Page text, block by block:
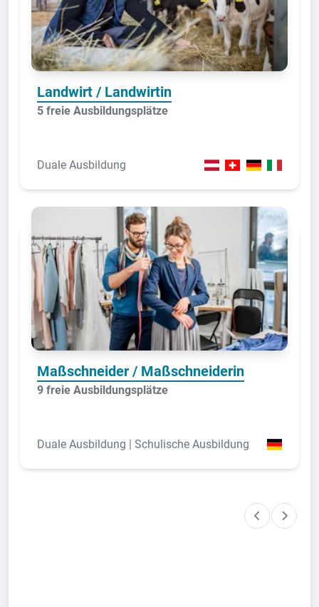
Landwirt / Landwirtin
5 freie Ausbildungsplätze
Duale Ausbildung
Maßschneider / Maßschneiderin
9 freie Ausbildungsplätze
Duale Ausbildung | Schulische Ausbildung